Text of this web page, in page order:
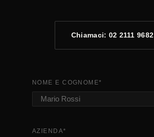
Chiamaci: 02 2111 9682
NOME E COGNOME*
AZIENDA*